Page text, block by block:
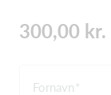
300,00 kr.
Fornavn